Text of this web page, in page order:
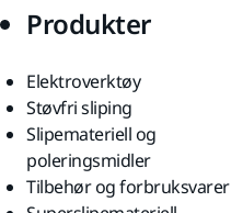
Produkter
Elektroverktøy
Støvfri sliping
Slipemateriell og
poleringsmidler
Tilbehør og forbruksvarer